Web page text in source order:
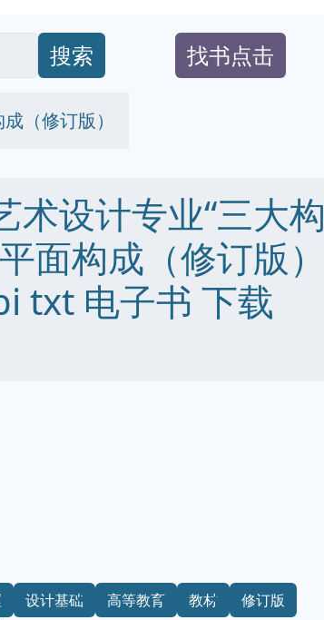
搜索 找书点击
（修订版）
术设计专业“三大构
面构成（修订版）
txt 电子书 下载
设计基础 高等教育 教材
修订版